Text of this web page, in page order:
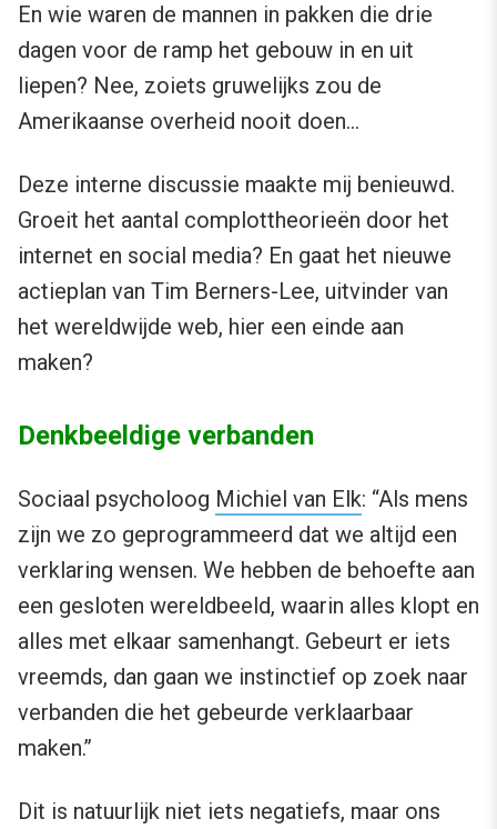
En wie waren de mannen in pakken die drie
dagen voor de ramp het gebouw in en uit
liepen? Nee, zoiets gruwelijks zou de
Amerikaanse overheid nooit doen…
Deze interne discussie maakte mij benieuwd.
Groeit het aantal complottheorieën door het
internet en social media? En gaat het nieuwe
actieplan van Tim Berners-Lee, uitvinder van
het wereldwijde web, hier een einde aan
maken?
Denkbeeldige verbanden
Sociaal psycholoog Michiel van Elk: “Als mens
zijn we zo geprogrammeerd dat we altijd een
verklaring wensen. We hebben de behoefte aan
een gesloten wereldbeeld, waarin alles klopt en
alles met elkaar samenhangt. Gebeurt er iets
vreemds, dan gaan we instinctief op zoek naar
verbanden die het gebeurde verklaarbaar
maken.’’
Dit is natuurlijk niet iets negatiefs, maar ons